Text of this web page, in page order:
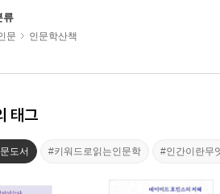
류
문 인문학산책
태그
도서 #키워드로읽는인문학 #인간이란무